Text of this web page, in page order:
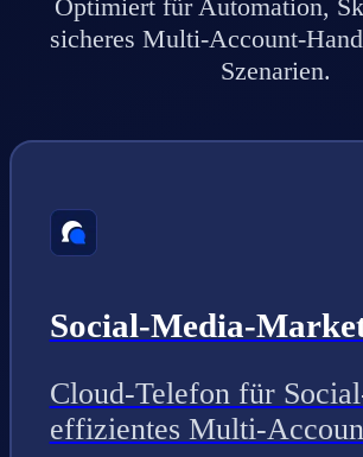
Optimiert für Automation,
sicheres Multi-Account-
Szenarien.
Social-Media-
Cloud-Telefon für
effizientes Multi-